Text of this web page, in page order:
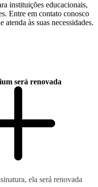
instituições educacionais,
Entre em contato conosco
às suas necessidades.
será renovada
ela será renovada